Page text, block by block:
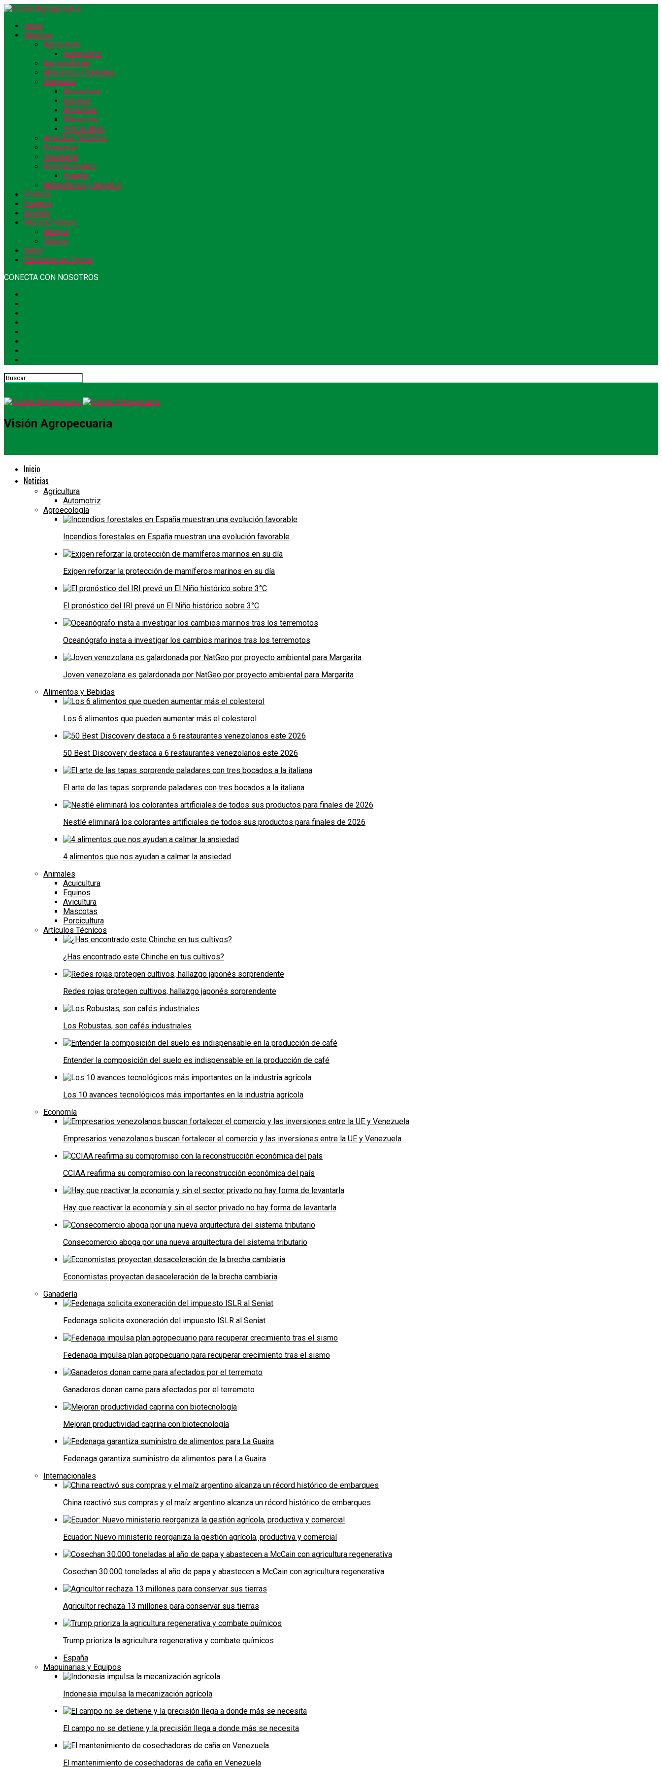
Inicio
Noticias
Agricultura
Automotriz
Agroecología
Alimentos y Bebidas
Animales
Acuicultura
Equinos
Avicultura
Mascotas
Porcicultura
Artículos Técnicos
Economía
Ganadería
Internacionales
España
Maquinarias y Equipos
Política
Eventos
Opinión
Música/Videos
Música
Videos
Salud
Ediciones en Digital
CONECTA CON NOSOTROS
Visión Agropecuaria
Inicio
Noticias
Agricultura
Automotriz
Agroecología
Incendios forestales en España muestran una evolución favorable
Exigen reforzar la protección de mamíferos marinos en su día
El pronóstico del IRI prevé un El Niño histórico sobre 3°C
Oceanógrafo insta a investigar los cambios marinos tras los terremotos
Joven venezolana es galardonada por NatGeo por proyecto ambiental para Margarita
Alimentos y Bebidas
Los 6 alimentos que pueden aumentar más el colesterol
50 Best Discovery destaca a 6 restaurantes venezolanos este 2026
El arte de las tapas sorprende paladares con tres bocados a la italiana
Nestlé eliminará los colorantes artificiales de todos sus productos para finales de 2026
4 alimentos que nos ayudan a calmar la ansiedad
Animales
Acuicultura
Equinos
Avicultura
Mascotas
Porcicultura
Artículos Técnicos
¿Has encontrado este Chinche en tus cultivos?
Redes rojas protegen cultivos, hallazgo japonés sorprendente
Los Robustas, son cafés industriales
Entender la composición del suelo es indispensable en la producción de café
Los 10 avances tecnológicos más importantes en la industria agrícola
Economía
Empresarios venezolanos buscan fortalecer el comercio y las inversiones entre la UE y Venezuela
CCIAA reafirma su compromiso con la reconstrucción económica del país
Hay que reactivar la economía y sin el sector privado no hay forma de levantarla
Consecomercio aboga por una nueva arquitectura del sistema tributario
Economistas proyectan desaceleración de la brecha cambiaria
Ganadería
Fedenaga solicita exoneración del impuesto ISLR al Seniat
Fedenaga impulsa plan agropecuario para recuperar crecimiento tras el sismo
Ganaderos donan carne para afectados por el terremoto
Mejoran productividad caprina con biotecnología
Fedenaga garantiza suministro de alimentos para La Guaira
Internacionales
China reactivó sus compras y el maíz argentino alcanza un récord histórico de embarques
Ecuador: Nuevo ministerio reorganiza la gestión agrícola, productiva y comercial
Cosechan 30.000 toneladas al año de papa y abastecen a McCain con agricultura regenerativa
Agricultor rechaza 13 millones para conservar sus tierras
Trump prioriza la agricultura regenerativa y combate químicos
España
Maquinarias y Equipos
Indonesia impulsa la mecanización agrícola
El campo no se detiene y la precisión llega a donde más se necesita
El mantenimiento de cosechadoras de caña en Venezuela